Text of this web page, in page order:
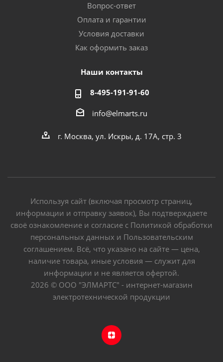
Вопрос-ответ
Оплата и гарантии
Условия доставки
Как оформить заказ
Наши контакты
8-495-191-91-60
info@elmarts.ru
г. Москва, ул. Искры, д. 17А, стр. 3
Используя сайт (включая просмотр страниц,
информации и отправку заявок), Вы подтверждаете
своё ознакомление и согласие с Политикой обработки
персональных данных и Пользовательским
соглашением. Всё, что указано на сайте — цена,
наличие товара, иные условия — служит для
информации и не является офертой.
2026 © ООО "ЭЛМАРТС" - интернет-магазин
электротехнической продукции